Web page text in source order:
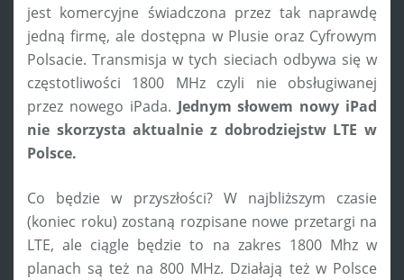
jest komercyjne świadczona przez tak naprawdę
jedną firmę, ale dostępna w Plusie oraz Cyfrowym
Polsacie. Transmisja w tych sieciach odbywa się w
częstotliwości 1800 MHz czyli nie obsługiwanej
przez nowego iPada. Jednym słowem nowy iPad
nie skorzysta aktualnie z dobrodziejstw LTE w
Polsce.
Co będzie w przyszłości? W najbliższym czasie
(koniec roku) zostaną rozpisane nowe przetargi na
LTE, ale ciągle będzie to na zakres 1800 Mhz w
planach są też na 800 MHz. Działają też w Polsce